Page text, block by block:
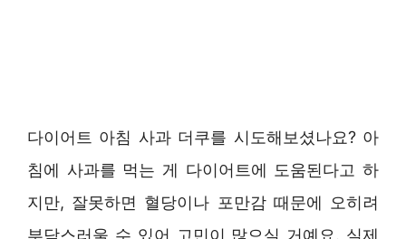
다이어트 아침 사과 더쿠를 시도해보셨나요? 아
침에 사과를 먹는 게 다이어트에 도움된다고 하
지만, 잘못하면 혈당이나 포만감 때문에 오히려
부담스러울 수 있어 고민이 많으실 거예요. 실제